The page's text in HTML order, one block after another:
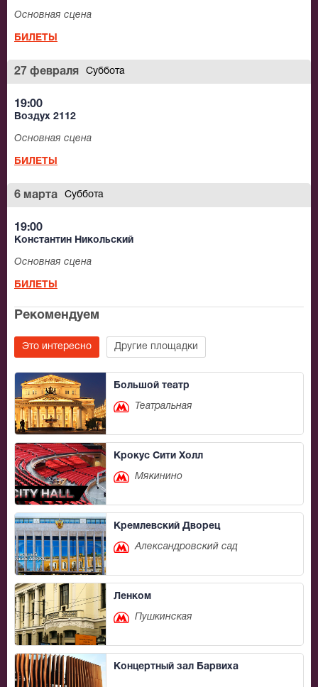
Основная сцена
БИЛЕТЫ
27 февраля Суббота
19:00
Воздух 2112
Основная сцена
БИЛЕТЫ
6 марта Суббота
19:00
Константин Никольский
Основная сцена
БИЛЕТЫ
Рекомендуем
Это интересно Другие площадки
Большой театр
Театральная
Крокус Сити Холл
Мякинино
Кремлевский Дворец
Александровский сад
Ленком
Пушкинская
Концертный зал Барвиха